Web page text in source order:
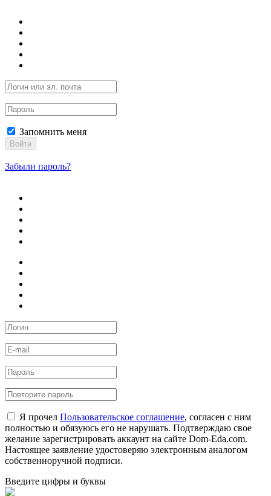
Запомнить меня
Войти
Забыли пароль?
Я прочел Пользовательское соглашение, согласен с ним
полностью и обязуюсь его не нарушать. Подтверждаю свое
желание зарегистрировать аккаунт на сайте Dom-Eda.com.
Настоящее заявление удостоверяю электронным аналогом
собственноручной подписи.
Введите цифры и буквы